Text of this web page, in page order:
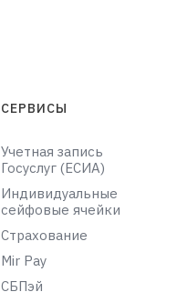
СЕРВИСЫ
Учетная запись
Госуслуг (ЕСИА)
Индивидуальные
сейфовые ячейки
Страхование
Mir Pay
СБПэй